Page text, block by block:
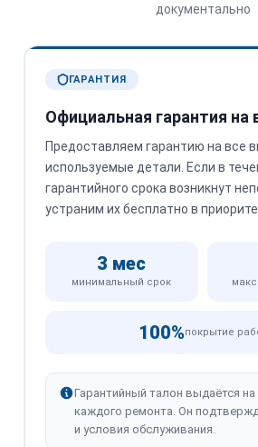
документально
ГАРАНТИЯ
Официальная гарантия на
Предоставляем гарантию на все
используемые детали. Если в
гарантийного срока возникнут
устраним их бесплатно в
3 мес
минимальный срок
100%покрытие
Гарантийный талон выдаётся на
каждого ремонта. Он
и условия обслуживания.